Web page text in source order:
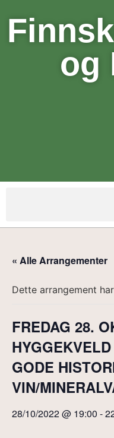
og
« Alle Arrangementer
Dette arrangement
FREDAG 28.
GODE
VIN/
28/10/2022 @ 19:00 -